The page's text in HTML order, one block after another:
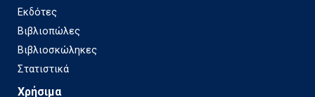
Εκδότες
Βιβλιοπώλες
Βιβλιοσκώληκες
Στατιστικά
Χρήσιμα